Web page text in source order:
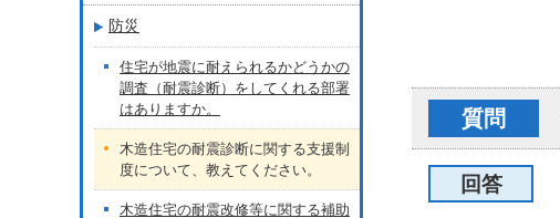
質問
回答
防災
住宅が地震に耐えられるかどうかの
調査（耐震診断）をしてくれる部署
はありますか。
木造住宅の耐震診断に関する支援制
度について、教えてください。
木造住宅の耐震改修等に関する補助